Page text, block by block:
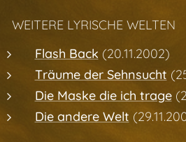
✨ WEITERE LYRISCHE WELTEN
Flash Back (20.11.2002)
Träume der Sehnsucht
Die Maske die ich trage
Die andere Welt